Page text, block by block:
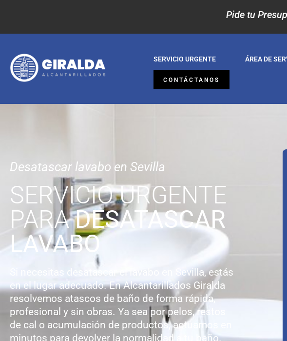
Pide tu
SERVICIO URGENTE ÁREA DE
CONTÁCTANOS
Desatascar lavabo en Sevilla
SERVICIO URGENTE
PARADESATASCAR
LAVABO
Si necesitas desatascar el lavabo en Sevilla, estás
en el lugar adecuado. En Alcantarillados Giralda
resolvemos atascos de baño de forma rápida,
profesional y sin obras. Ya sea por pelos, restos
de cal o acumulación de productos, actuamos en
minutos para devolver la normalidad a tu baño.